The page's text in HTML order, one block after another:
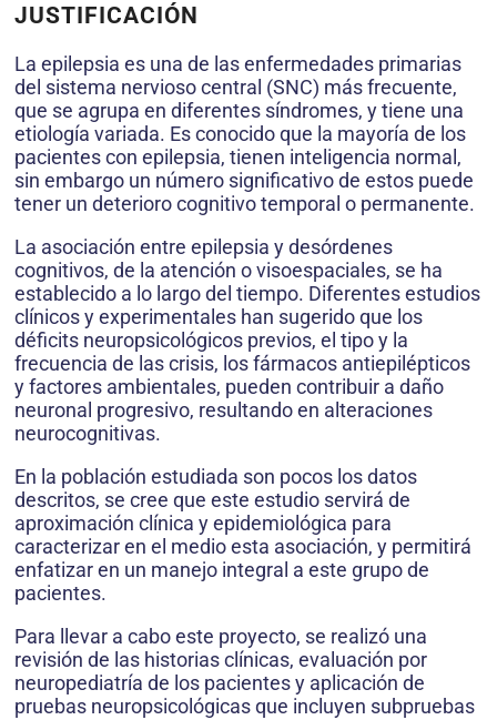
JUSTIFICACIÓN
La epilepsia es una de las enfermedades primarias
del sistema nervioso central (SNC) más frecuente,
que se agrupa en diferentes síndromes, y tiene una
etiología variada. Es conocido que la mayoría de los
pacientes con epilepsia, tienen inteligencia normal,
sin embargo un número significativo de estos puede
tener un deterioro cognitivo temporal o permanente.
La asociación entre epilepsia y desórdenes
cognitivos, de la atención o visoespaciales, se ha
establecido a lo largo del tiempo. Diferentes estudios
clínicos y experimentales han sugerido que los
déficits neuropsicológicos previos, el tipo y la
frecuencia de las crisis, los fármacos antiepilépticos
y factores ambientales, pueden contribuir a daño
neuronal progresivo, resultando en alteraciones
neurocognitivas.
En la población estudiada son pocos los datos
descritos, se cree que este estudio servirá de
aproximación clínica y epidemiológica para
caracterizar en el medio esta asociación, y permitirá
enfatizar en un manejo integral a este grupo de
pacientes.
Para llevar a cabo este proyecto, se realizó una
revisión de las historias clínicas, evaluación por
neuropediatría de los pacientes y aplicación de
pruebas neuropsicológicas que incluyen subpruebas